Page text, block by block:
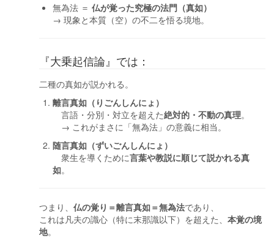
無為法 ＝仏が覚った究極の法門（真如）
→ 現象と本質（空）の不二を悟る境地。
『大乗起信論』では：
二種の真如が説かれる。
離言真如（りごんしんにょ）
言語・分別・対立を超えた絶対的・不動の真理。
→ これがまさに「無為法」の意義に相当。
随言真如（ずいごんしんにょ）
衆生を導くために言葉や教説に順じて説かれる真
如。
つまり、 仏の覚り＝離言真如＝無為法であり、
これは凡夫の識心（特に末那識以下）を超えた、 本覚の境
地。